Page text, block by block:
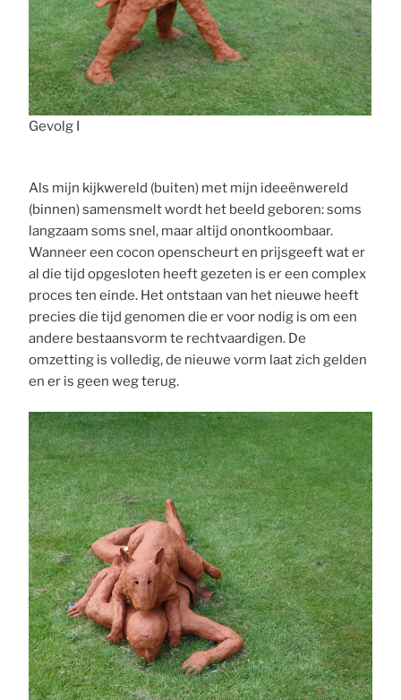
Gevolg I
Als mijn kijkwereld (buiten) met mijn ideeënwereld
(binnen) samensmelt wordt het beeld geboren: soms
langzaam soms snel, maar altijd onontkoombaar.
Wanneer een cocon openscheurt en prijsgeeft wat er
al die tijd opgesloten heeft gezeten is er een complex
proces ten einde. Het ontstaan van het nieuwe heeft
precies die tijd genomen die er voor nodig is om een
andere bestaansvorm te rechtvaardigen. De
omzetting is volledig, de nieuwe vorm laat zich gelden
en er is geen weg terug.